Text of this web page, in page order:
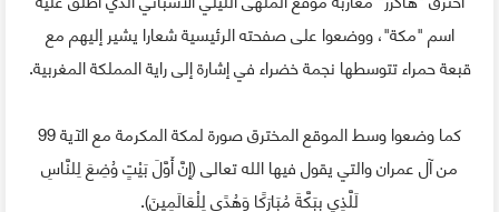
اسم "مكة"، ووضعوا على صفحته الرئيسية شعارا يشير إليهم مع
قبعة حمراء تتوسطها نجمة خضراء في إشارة إلى راية المملكة المغربية.
كما وضعوا وسط الموقع المخترق صورة لمكة المكرمة مع الآية 99
من آل عمران والتي يقول فيها الله تعالى (إِنَّ أَوَّلَ بَيْتٍ وُضِعَ لِلنَّاسِ
لَلَّذِي بِبَكَّةَ مُبَارَكًا وَهُدًى لِلْعَالَمِينَ).